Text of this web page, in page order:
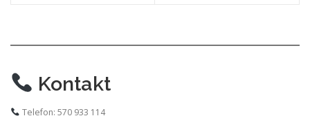
Kontakt
Telefon: 570 933 114